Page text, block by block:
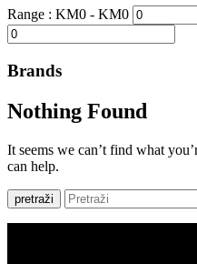
Range : KM0 - KM0
Brands
Nothing Found
It seems we can’t find what
can help.
pretraži